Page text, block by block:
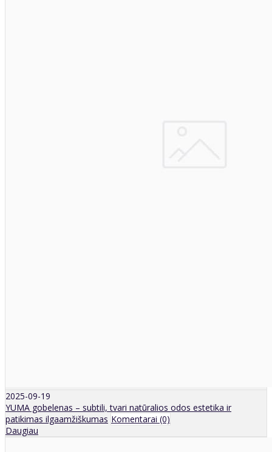
2025-09-19
YUMA gobelenas – subtili, tvari natūralios odos estetika ir
patikimas ilgaamžiškumas Komentarai (0)
Daugiau